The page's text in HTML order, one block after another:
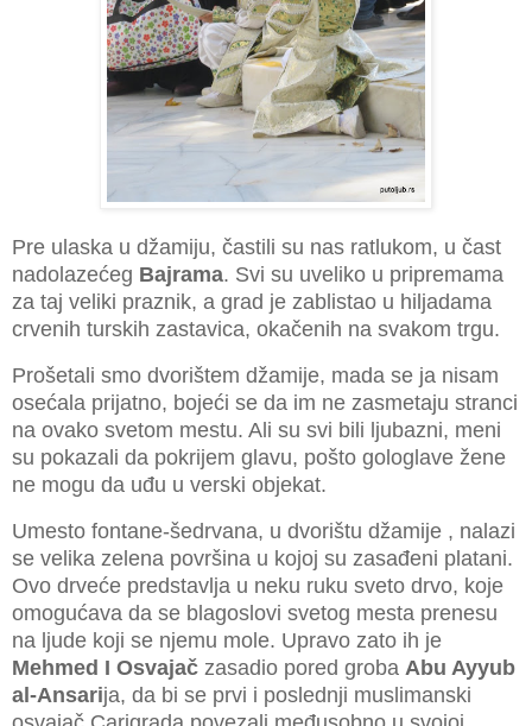
Pre ulaska u džamiju, častili su nas ratlukom, u čast
nadolazećeg Bajrama. Svi su uveliko u pripremama
za taj veliki praznik, a grad je zablistao u hiljadama
crvenih turskih zastavica, okačenih na svakom trgu.
Prošetali smo dvorištem džamije, mada se ja nisam
osećala prijatno, bojeći se da im ne zasmetaju stranci
na ovako svetom mestu. Ali su svi bili ljubazni, meni
su pokazali da pokrijem glavu, pošto gologlave žene
ne mogu da uđu u verski objekat.
Umesto fontane-šedrvana, u dvorištu džamije , nalazi
se velika zelena površina u kojoj su zasađeni platani.
Ovo drveće predstavlja u neku ruku sveto drvo, koje
omogućava da se blagoslovi svetog mesta prenesu
na ljude koji se njemu mole. Upravo zato ih je
Mehmed I Osvajač zasadio pored groba Abu Ayyub
al-Ansarija, da bi se prvi i poslednji muslimanski